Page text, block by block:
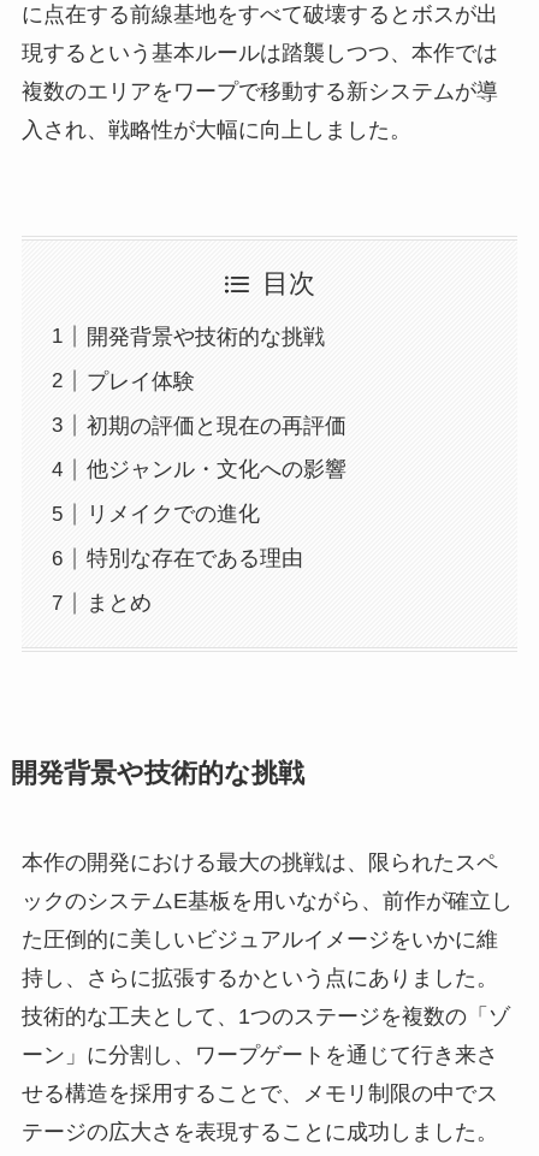
に点在する前線基地をすべて破壊するとボスが出
現するという基本ルールは踏襲しつつ、本作では
複数のエリアをワープで移動する新システムが導
入され、戦略性が大幅に向上しました。
目次
開発背景や技術的な挑戦
プレイ体験
初期の評価と現在の再評価
他ジャンル・文化への影響
リメイクでの進化
特別な存在である理由
まとめ
開発背景や技術的な挑戦
本作の開発における最大の挑戦は、限られたスペ
ックのシステムE基板を用いながら、前作が確立し
た圧倒的に美しいビジュアルイメージをいかに維
持し、さらに拡張するかという点にありました。
技術的な工夫として、1つのステージを複数の「ゾ
ーン」に分割し、ワープゲートを通じて行き来さ
せる構造を採用することで、メモリ制限の中でス
テージの広大さを表現することに成功しました。